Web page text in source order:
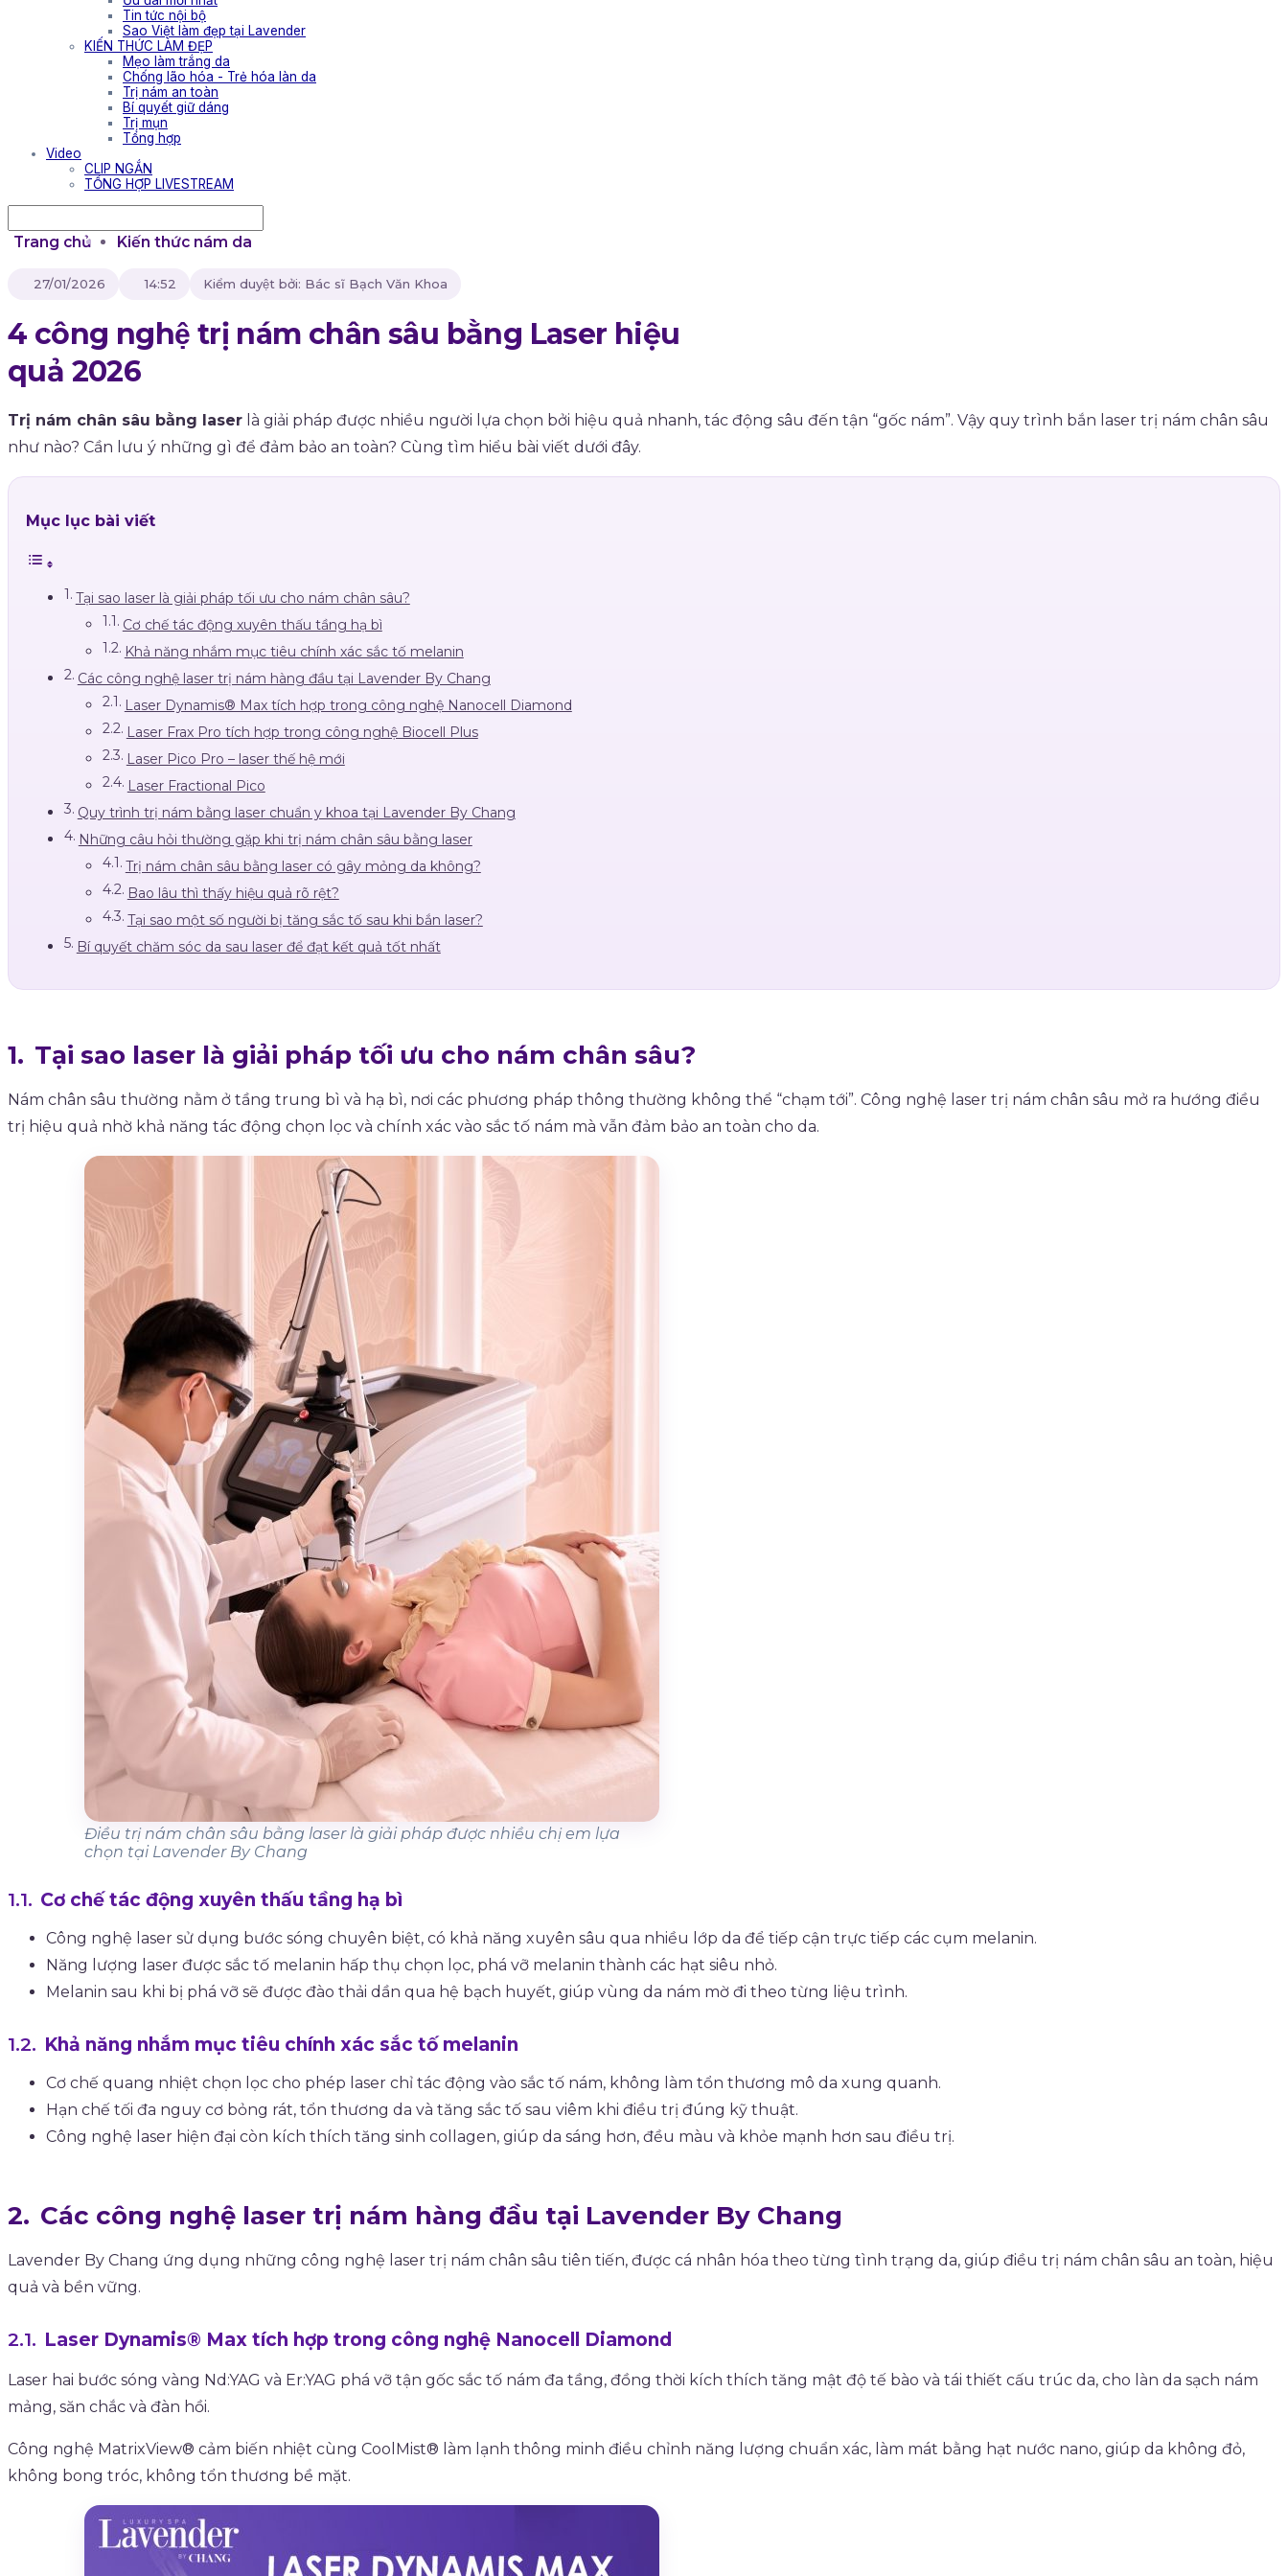
Tin tức nội bộ
Sao Việt làm đẹp tại Lavender
KIẾN THỨC LÀM ĐẸP
Mẹo làm trắng da
Chống lão hóa - Trẻ hóa làn da
Trị nám an toàn
Bí quyết giữ dáng
Trị mụn
Tổng hợp
Video
CLIP NGẮN
TỔNG HỢP LIVESTREAM
Trang chủ Kiến thức nám da
27/01/2026 14:52 Kiểm duyệt bởi: Bác sĩ Bạch Văn Khoa
4 công nghệ trị nám chân sâu bằng Laser hiệu
quả 2026
Trị nám chân sâu bằng laser là giải pháp được nhiều người lựa chọn bởi hiệu quả nhanh, tác động sâu đến tận “gốc nám”. Vậy quy trình bắn laser trị nám chân sâu
như nào? Cần lưu ý những gì để đảm bảo an toàn? Cùng tìm hiểu bài viết dưới đây.
Mục lục bài viết
Tại sao laser là giải pháp tối ưu cho nám chân sâu?
Cơ chế tác động xuyên thấu tầng hạ bì
Khả năng nhắm mục tiêu chính xác sắc tố melanin
Các công nghệ laser trị nám hàng đầu tại Lavender By Chang
Laser Dynamis® Max tích hợp trong công nghệ Nanocell Diamond
Laser Frax Pro tích hợp trong công nghệ Biocell Plus
Laser Pico Pro – laser thế hệ mới
Laser Fractional Pico
Quy trình trị nám bằng laser chuẩn y khoa tại Lavender By Chang
Những câu hỏi thường gặp khi trị nám chân sâu bằng laser
Trị nám chân sâu bằng laser có gây mỏng da không?
Bao lâu thì thấy hiệu quả rõ rệt?
Tại sao một số người bị tăng sắc tố sau khi bắn laser?
Bí quyết chăm sóc da sau laser để đạt kết quả tốt nhất
Tại sao laser là giải pháp tối ưu cho nám chân sâu?
Nám chân sâu thường nằm ở tầng trung bì và hạ bì, nơi các phương pháp thông thường không thể “chạm tới”. Công nghệ laser trị nám chân sâu mở ra hướng điều
trị hiệu quả nhờ khả năng tác động chọn lọc và chính xác vào sắc tố nám mà vẫn đảm bảo an toàn cho da.
Điều trị nám chân sâu bằng laser là giải pháp được nhiều chị em lựa
chọn tại Lavender By Chang
Cơ chế tác động xuyên thấu tầng hạ bì
Công nghệ laser sử dụng bước sóng chuyên biệt, có khả năng xuyên sâu qua nhiều lớp da để tiếp cận trực tiếp các cụm melanin.
Năng lượng laser được sắc tố melanin hấp thụ chọn lọc, phá vỡ melanin thành các hạt siêu nhỏ.
Melanin sau khi bị phá vỡ sẽ được đào thải dần qua hệ bạch huyết, giúp vùng da nám mờ đi theo từng liệu trình.
Khả năng nhắm mục tiêu chính xác sắc tố melanin
Cơ chế quang nhiệt chọn lọc cho phép laser chỉ tác động vào sắc tố nám, không làm tổn thương mô da xung quanh.
Hạn chế tối đa nguy cơ bỏng rát, tổn thương da và tăng sắc tố sau viêm khi điều trị đúng kỹ thuật.
Công nghệ laser hiện đại còn kích thích tăng sinh collagen, giúp da sáng hơn, đều màu và khỏe mạnh hơn sau điều trị.
Các công nghệ laser trị nám hàng đầu tại Lavender By Chang
Lavender By Chang ứng dụng những công nghệ laser trị nám chân sâu tiên tiến, được cá nhân hóa theo từng tình trạng da, giúp điều trị nám chân sâu an toàn, hiệu
quả và bền vững.
Laser Dynamis® Max tích hợp trong công nghệ Nanocell Diamond
Laser hai bước sóng vàng Nd:YAG và Er:YAG phá vỡ tận gốc sắc tố nám đa tầng, đồng thời kích thích tăng mật độ tế bào và tái thiết cấu trúc da, cho làn da sạch nám
mảng, săn chắc và đàn hồi.
Công nghệ MatrixView® cảm biến nhiệt cùng CoolMist® làm lạnh thông minh điều chỉnh năng lượng chuẩn xác, làm mát bằng hạt nước nano, giúp da không đỏ,
không bong tróc, không tổn thương bề mặt.